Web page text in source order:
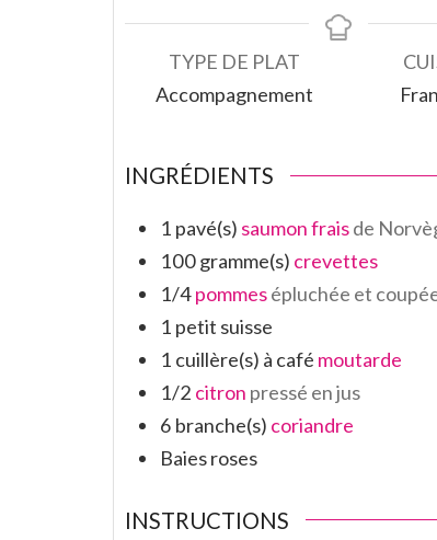
TYPE DE PLAT
Accompagnement
INGRÉDIENTS
1 pavé(s) saumon fraisde
100gramme(s) crevettes
1/4pommesépluchée et
1 petit suisse
1 cuillère(s) à café moutarde
1/2 citron pressé en jus
6 branche(s) coriandre
Baies roses
INSTRUCTIONS